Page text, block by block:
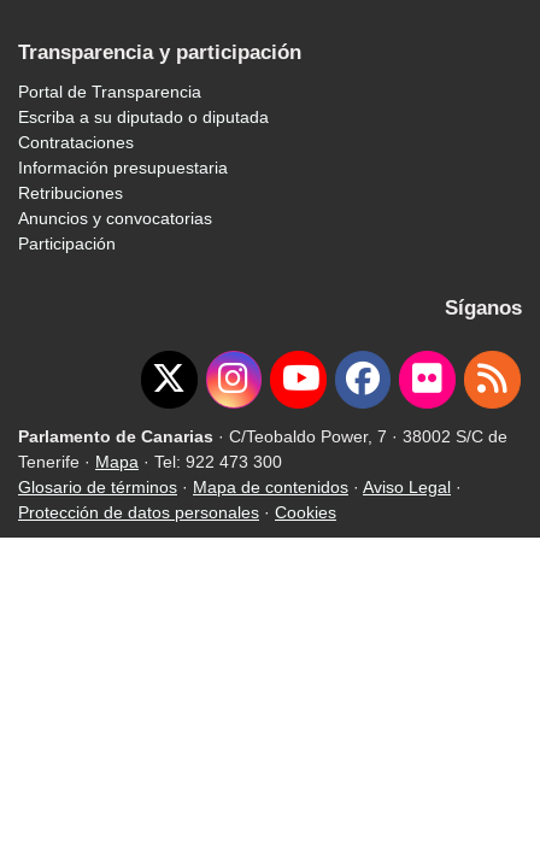
Transparencia y participación
Portal de Transparencia
Escriba a su diputado o diputada
Contrataciones
Información presupuestaria
Retribuciones
Anuncios y convocatorias
Participación
Síganos
Parlamento de Canarias · C/Teobaldo Power, 7 · 38002 S/C de
Tenerife · Mapa · Tel: 922 473 300
Glosario de términos · Mapa de contenidos · Aviso Legal ·
Protección de datos personales · Cookies